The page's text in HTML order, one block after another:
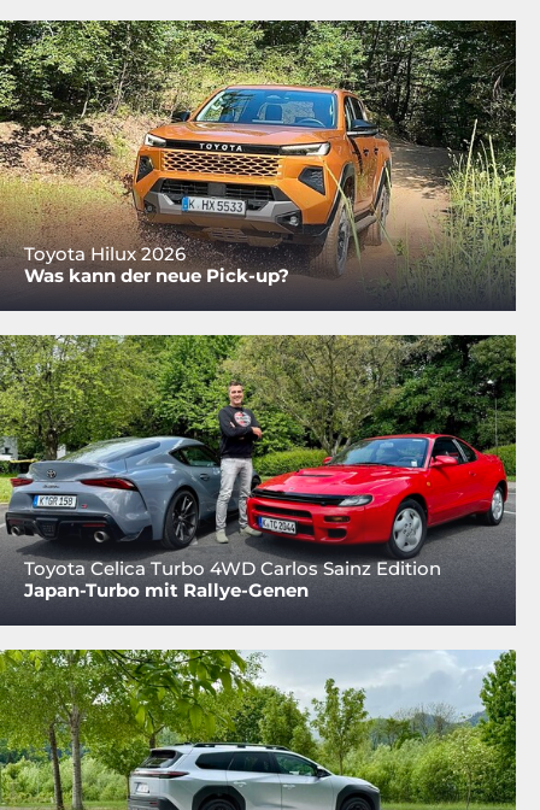
Toyota Hilux 2026
Was kann der neue Pick-up?
Toyota Celica Turbo 4WD Carlos Sainz Edition
Japan-Turbo mit Rallye-Genen